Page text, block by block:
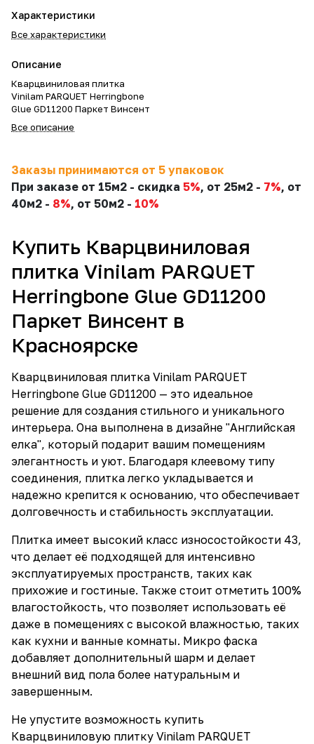
Характеристики
Все характеристики
Описание
Кварцвиниловая плитка
Vinilam PARQUET Herringbone
Glue GD11200 Паркет Винсент
Все описание
Заказы принимаются от 5 упаковок
При заказе от 15м2 - скидка 5%, от 25м2 - 7%, от
40м2 - 8%, от 50м2 - 10%
Купить Кварцвиниловая
плитка Vinilam PARQUET
Herringbone Glue GD11200
Паркет Винсент в
Красноярске
Кварцвиниловая плитка Vinilam PARQUET
Herringbone Glue GD11200 — это идеальное
решение для создания стильного и уникального
интерьера. Она выполнена в дизайне "Английская
елка", который подарит вашим помещениям
элегантность и уют. Благодаря клеевому типу
соединения, плитка легко укладывается и
надежно крепится к основанию, что обеспечивает
долговечность и стабильность эксплуатации.
Плитка имеет высокий класс износостойкости 43,
что делает её подходящей для интенсивно
эксплуатируемых пространств, таких как
прихожие и гостиные. Также стоит отметить 100%
влагостойкость, что позволяет использовать её
даже в помещениях с высокой влажностью, таких
как кухни и ванные комнаты. Микро фаска
добавляет дополнительный шарм и делает
внешний вид пола более натуральным и
завершенным.
Не упустите возможность купить
Кварцвиниловую плитку Vinilam PARQUET